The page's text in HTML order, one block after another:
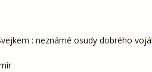
: neznámé osudy dobrého